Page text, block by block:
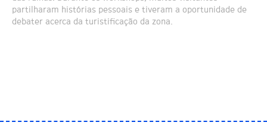
partilharam histórias pessoais e tiveram a oportunidade de
debater acerca da turistificação da zona.